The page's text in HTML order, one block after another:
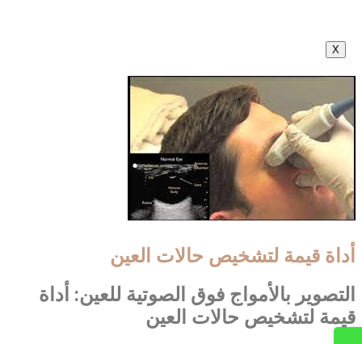
X
أداة قيمة لتشخيص حالات العين
التصوير بالأمواج فوق الصوتية للعين: أداة
قيمة لتشخيص حالات العين